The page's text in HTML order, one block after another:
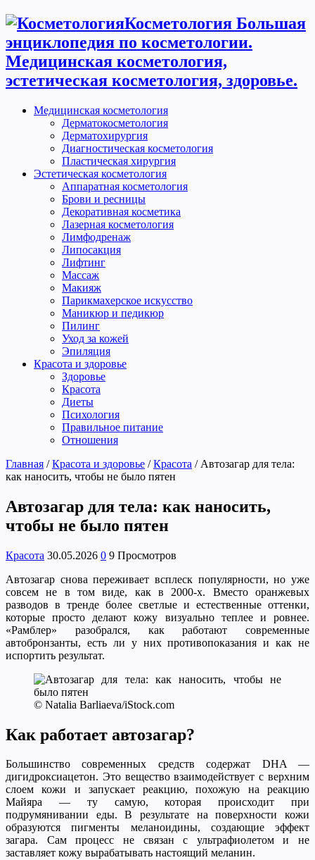
Косметология Большая
энциклопедия по косметологии.
Медицинская косметология,
эстетическая косметология, здоровье.
Медицинская косметология
Дерматокосметология
Дерматохирургия
Диагностическая косметология
Пластическая хирургия
Эстетическая косметология
Аппаратная косметология
Брови и ресницы
Декоративная косметика
Лазерная косметология
Лимфодренаж
Липосакция
Лифтинг
Массаж
Макияж
Парикмахерское искусство
Маникюр и педикюр
Пилинг
Уход за кожей
Эпиляция
Красота и здоровье
Здоровье
Красота
Диеты
Психология
Правильное питание
Отношения
Главная / Красота и здоровье / Красота / Автозагар для тела:
как наносить, чтобы не было пятен
Автозагар для тела: как наносить,
чтобы не было пятен
Красота 30.05.2026 0 9 Просмотров
Автозагар снова переживает всплеск популярности, но уже
совсем не в том виде, как в 2000-х. Вместо оранжевых
разводов в тренде более светлые и естественные оттенки,
которые просто делают кожу визуально теплее и ровнее.
«Рамблер» разобрался, как работают современные
автобронзанты, есть ли у них противопоказания и как не
испортить результат.
© Natalia Barliaeva/iStock.com
Как работает автозагар?
Большинство современных средств содержат DHA —
дигидроксиацетон. Это вещество взаимодействует с верхним
слоем кожи и запускает реакцию, похожую на реакцию
Майяра — ту самую, которая происходит при
подрумянивании еды. В результате на поверхности кожи
образуются пигменты меланоидины, создающие эффект
загара. Сам процесс не связан с ультрафиолетом и не
заставляет кожу вырабатывать настоящий меланин.